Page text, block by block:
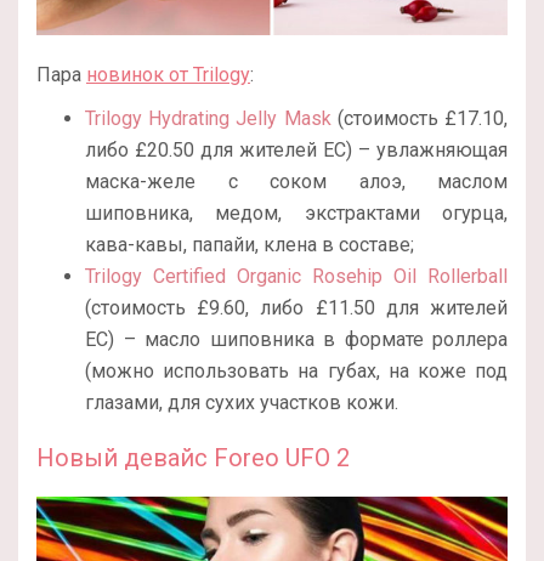
Пара новинок от Trilogy:
Trilogy Hydrating Jelly Mask(стоимость £17.10,
либо £20.50 для жителей ЕС) – увлажняющая
маска-желе с соком алоэ, маслом
шиповника, медом, экстрактами огурца,
кава-кавы, папайи, клена в составе;
Trilogy Certified Organic Rosehip Oil Rollerball
(стоимость £9.60, либо £11.50 для жителей
ЕС) – масло шиповника в формате роллера
(можно использовать на губах, на коже под
глазами, для сухих участков кожи.
Новый девайс Foreo UFO 2